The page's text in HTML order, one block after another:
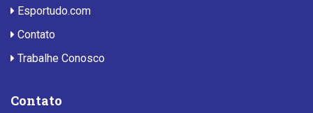
Esportudo.com
Contato
Trabalhe Conosco
Contato